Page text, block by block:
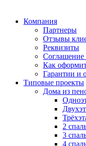
Компания
Партнеры
Отзывы
Реквизиты
Соглашение
Как
Гарантии и
Типовые проекты
Дома из
2
3
4